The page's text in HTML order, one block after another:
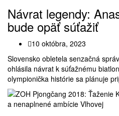
Návrat legendy:
bude opäť súťažiť
10 októbra, 2023
Slovensko obletela senzačná
ohlásila návrat k súťažnému
olympionička histórie sa plánuje